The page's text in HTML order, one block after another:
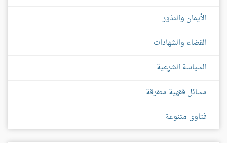
الأيمان والنذور
القضاء والشهادات
السياسة الشرعية
مسائل فقهية متفرقة
فتاوى متنوعة